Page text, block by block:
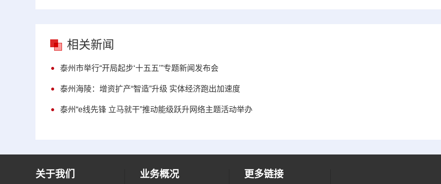
相关新闻
泰州市举行“开局起步‘十五五’”专题新闻发布会
泰州海陵：增资扩产“智造”升级 实体经济跑出加速度
泰州“e线先锋 立马就干”推动能级跃升网络主题活动举办
关于我们 业务概况 更多链接